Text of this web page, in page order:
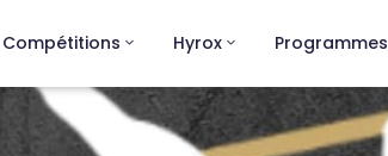
Compétitions Hyrox Programmes